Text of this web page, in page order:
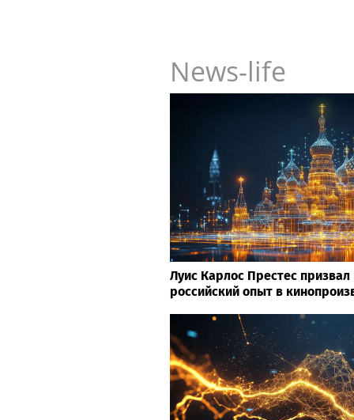
News-life
Луис Карлос Престес призвал
российский опыт в